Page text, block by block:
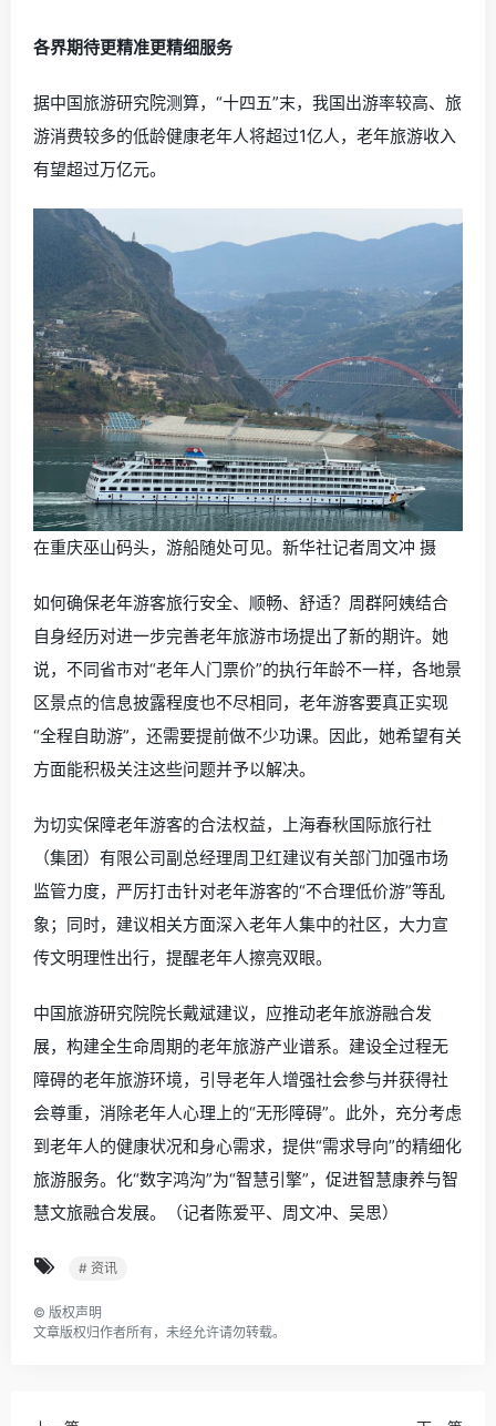
各界期待更精准更精细服务
据中国旅游研究院测算，“十四五”末，我国出游率较高、旅
游消费较多的低龄健康老年人将超过1亿人，老年旅游收入
有望超过万亿元。
在重庆巫山码头，游船随处可见。新华社记者周文冲 摄
如何确保老年游客旅行安全、顺畅、舒适？周群阿姨结合
自身经历对进一步完善老年旅游市场提出了新的期许。她
说，不同省市对“老年人门票价”的执行年龄不一样，各地景
区景点的信息披露程度也不尽相同，老年游客要真正实现
“全程自助游”，还需要提前做不少功课。因此，她希望有关
方面能积极关注这些问题并予以解决。
为切实保障老年游客的合法权益，上海春秋国际旅行社
（集团）有限公司副总经理周卫红建议有关部门加强市场
监管力度，严厉打击针对老年游客的“不合理低价游”等乱
象；同时，建议相关方面深入老年人集中的社区，大力宣
传文明理性出行，提醒老年人擦亮双眼。
中国旅游研究院院长戴斌建议，应推动老年旅游融合发
展，构建全生命周期的老年旅游产业谱系。建设全过程无
障碍的老年旅游环境，引导老年人增强社会参与并获得社
会尊重，消除老年人心理上的“无形障碍”。此外，充分考虑
到老年人的健康状况和身心需求，提供“需求导向”的精细化
旅游服务。化“数字鸿沟”为“智慧引擎”，促进智慧康养与智
慧文旅融合发展。（记者陈爱平、周文冲、吴思）
# 资讯
© 版权声明
文章版权归作者所有，未经允许请勿转载。